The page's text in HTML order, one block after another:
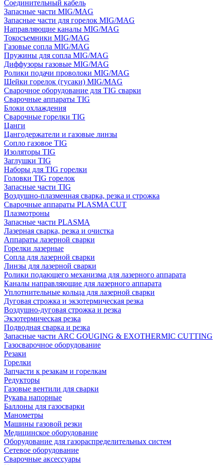
Соединительный кабель
Запасные части MIG/MAG
Запасные части для горелок MIG/MAG
Направляющие каналы MIG/MAG
Токосъемники MIG/MAG
Газовые сопла MIG/MAG
Пружины для сопла MIG/MAG
Диффузоры газовые MIG/MAG
Ролики подачи проволоки MIG/MAG
Шейки горелок (гусаки) MIG/MAG
Сварочное оборудование для TIG сварки
Сварочные аппараты TIG
Блоки охлаждения
Сварочные горелки TIG
Цанги
Цангодержатели и газовые линзы
Сопло газовое TIG
Изоляторы TIG
Заглушки TIG
Наборы для TIG горелки
Головки TIG горелок
Запасные части TIG
Воздушно-плазменная сварка, резка и строжка
Сварочные аппараты PLASMA CUT
Плазмотроны
Запасные части PLASMA
Лазерная сварка, резка и очистка
Аппараты лазерной сварки
Горелки лазерные
Сопла для лазерной сварки
Линзы для лазерной сварки
Ролики подающего механизма для лазерного аппарата
Каналы направляющие для лазерного аппарата
Уплотнительные кольца для лазерной сварки
Дуговая строжка и экзотермическая резка
Воздушно-дуговая строжка и резка
Экзотермическая резка
Подводная сварка и резка
Запасные части ARC GOUGING & EXOTHERMIC CUTTING
Газосварочное оборудование
Резаки
Горелки
Запчасти к резакам и горелкам
Редукторы
Газовые вентили для сварки
Рукава напорные
Баллоны для газосварки
Манометры
Машины газовой резки
Медицинское оборудование
Оборудование для газораспределительных систем
Сетевое оборудование
Сварочные аксессуары